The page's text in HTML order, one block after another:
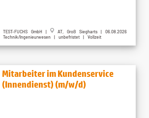
TEST-FUCHS GmbH |
AT, Groß Siegharts | 06.08.2026
Technik/Ingenieurwesen | unbefristet | Vollzeit
Mitarbeiter im Kundenservice
(Innendienst) (m/w/d)